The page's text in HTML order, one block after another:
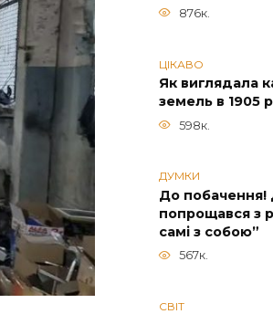
876к.
ЦІКАВО
Як виглядала
земель в 1905
598к.
ДУМКИ
До побачення!
попрощався з
самі з собою”
567к.
СВІТ